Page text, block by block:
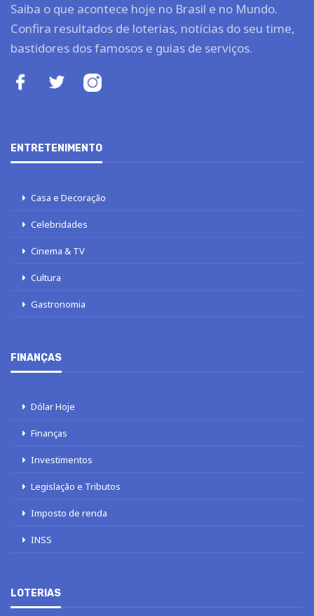
Saiba o que acontece hoje no Brasil e no Mundo.
Confira resultados de loterias, notícias do seu time,
bastidores dos famosos e guias de serviços.
ENTRETENIMENTO
Casa e Decoração
Celebridades
Cinema & TV
Cultura
Gastronomia
FINANÇAS
Dólar Hoje
Finanças
Investimentos
Legislação e Tributos
Imposto de renda
INSS
LOTERIAS